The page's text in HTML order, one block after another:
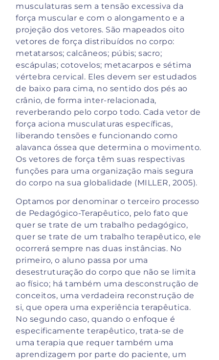
musculaturas sem a tensão excessiva da
força muscular e com o alongamento e a
projeção dos vetores. São mapeados oito
vetores de força distribuídos no corpo:
metatarsos; calcâneos; púbis; sacro;
escápulas; cotovelos; metacarpos e sétima
vértebra cervical. Eles devem ser estudados
de baixo para cima, no sentido dos pés ao
crânio, de forma inter-relacionada,
reverberando pelo corpo todo. Cada vetor de
força aciona musculaturas específicas,
liberando tensões e funcionando como
alavanca óssea que determina o movimento.
Os vetores de força têm suas respectivas
funções para uma organização mais segura
do corpo na sua globalidade (MILLER, 2005).
Optamos por denominar o terceiro processo
de Pedagógico-Terapêutico, pelo fato que
quer se trate de um trabalho pedagógico,
quer se trate de um trabalho terapêutico, ele
ocorrerá sempre nas duas instâncias. No
primeiro, o aluno passa por uma
desestruturação do corpo que não se limita
ao físico; há também uma desconstrução de
conceitos, uma verdadeira reconstrução de
si, que opera uma experiência terapêutica.
No segundo caso, quando o enfoque é
especificamente terapêutico, trata-se de
uma terapia que requer também uma
aprendizagem por parte do paciente, um